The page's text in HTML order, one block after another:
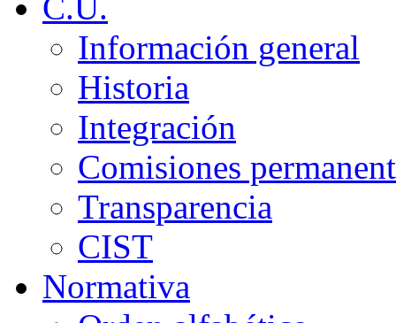
Información general
Historia
Integración
Comisiones
Transparencia
CIST
Normativa